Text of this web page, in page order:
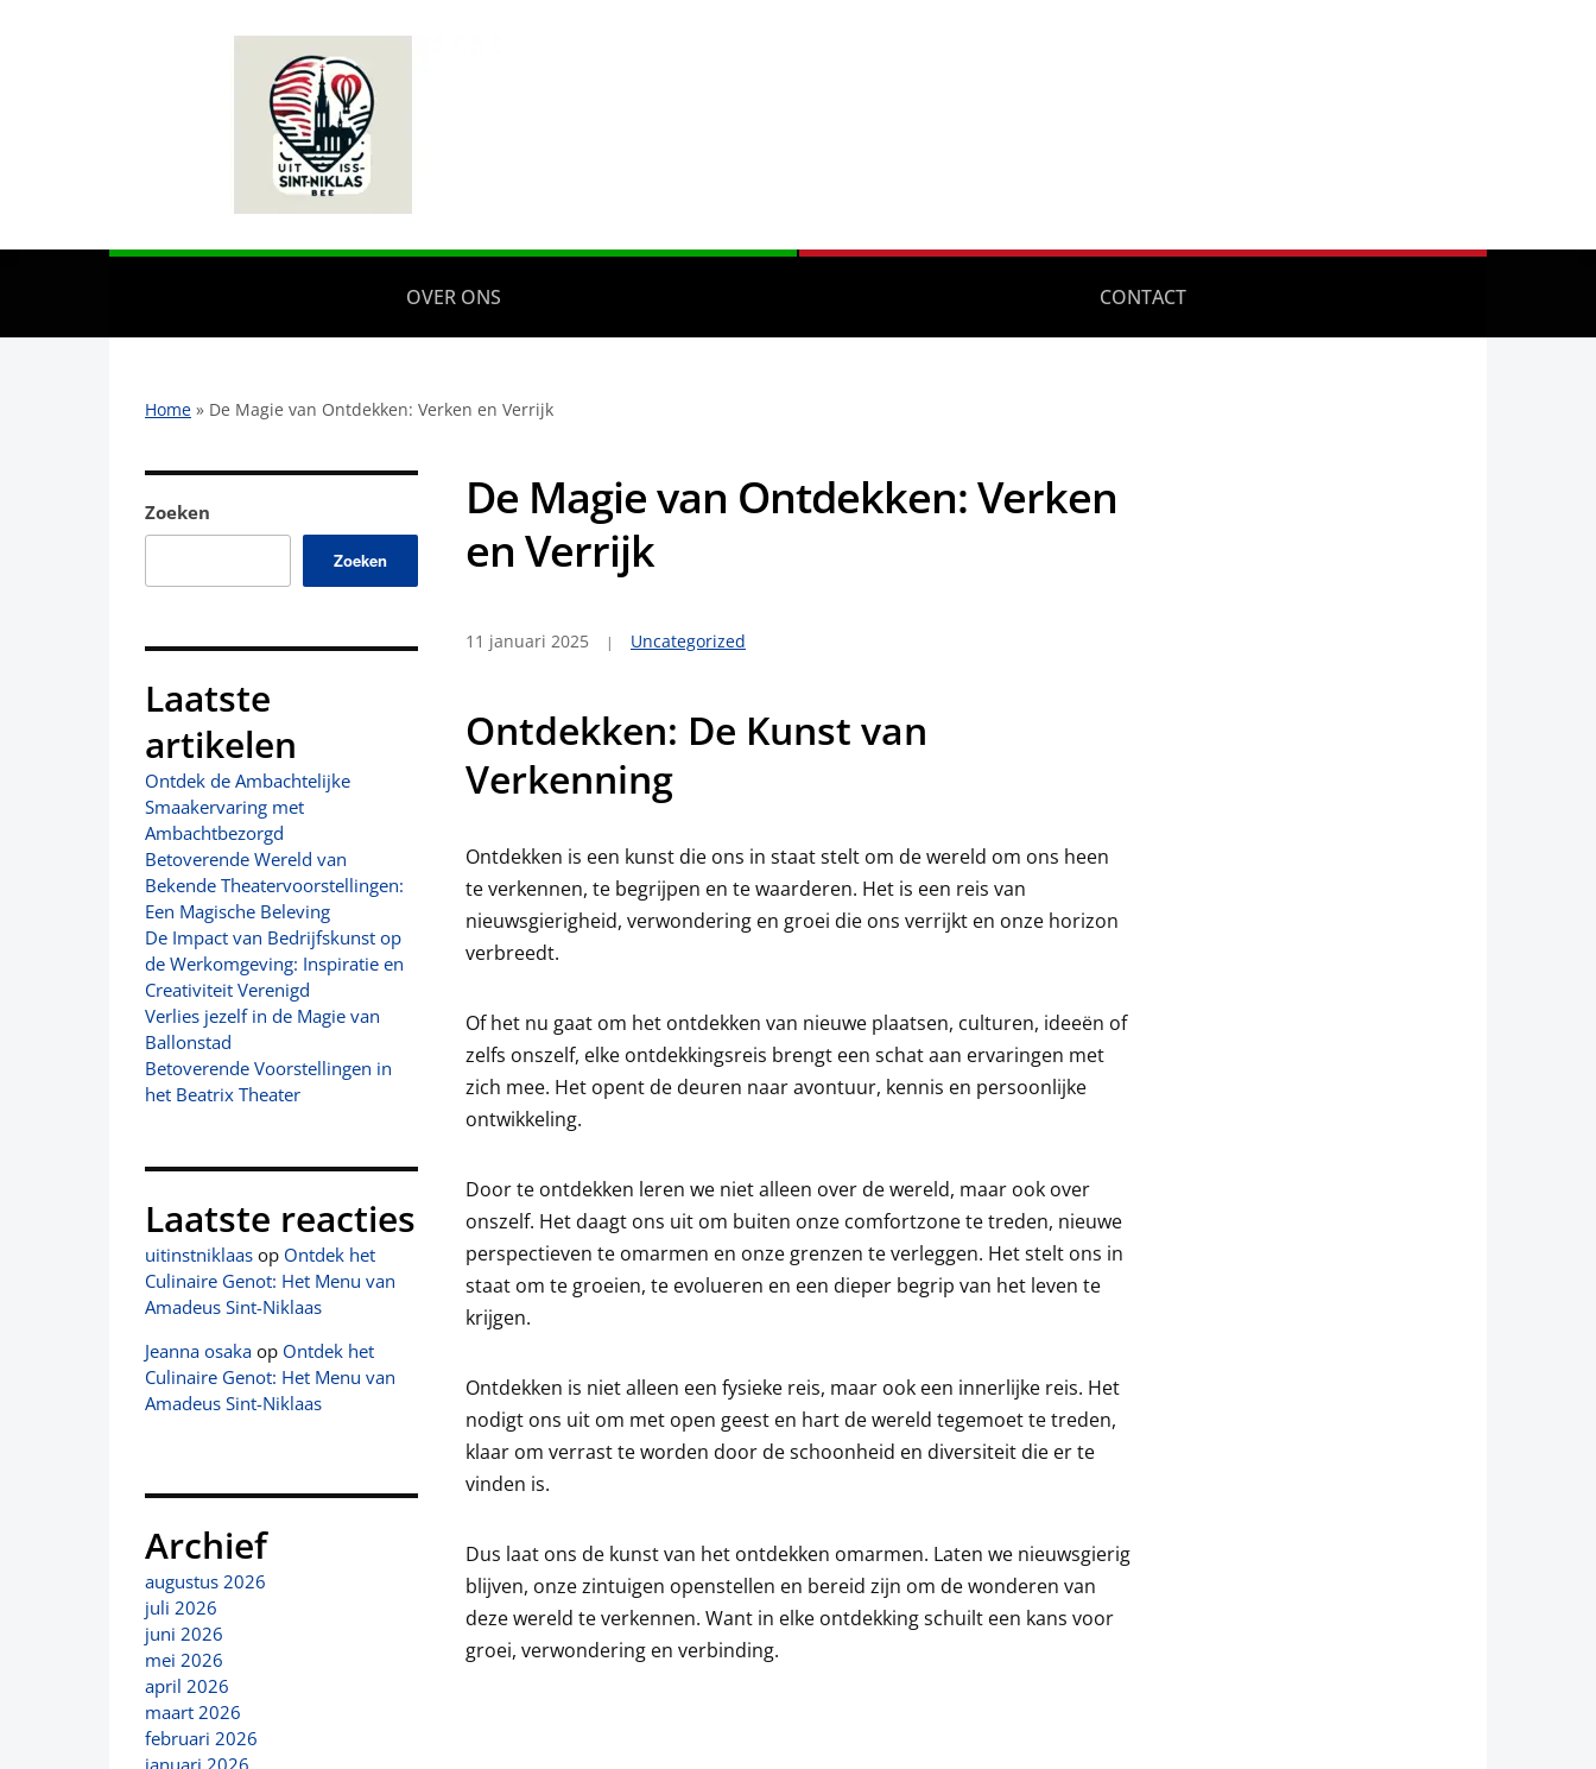
OVER ONS CONTACT
Home » De Magie van Ontdekken: Verken en Verrijk
Zoeken
Zoeken
Laatste
artikelen
Ontdek de Ambachtelijke
Smaakervaring met
Ambachtbezorgd
Betoverende Wereld van
Bekende Theatervoorstellingen:
Een Magische Beleving
De Impact van Bedrijfskunst op
de Werkomgeving: Inspiratie en
Creativiteit Verenigd
Verlies jezelf in de Magie van
Ballonstad
Betoverende Voorstellingen in
het Beatrix Theater
Laatste reacties
uitinstniklaas op Ontdek het
Culinaire Genot: Het Menu van
Amadeus Sint-Niklaas
Jeanna osaka op Ontdek het
Culinaire Genot: Het Menu van
Amadeus Sint-Niklaas
Archief
augustus 2026
juli 2026
juni 2026
mei 2026
april 2026
maart 2026
februari 2026
De Magie van Ontdekken: Verken
en Verrijk
11 januari 2025 Uncategorized
Ontdekken: De Kunst van
Verkenning
Ontdekken is een kunst die ons in staat stelt om de wereld om ons heen
te verkennen, te begrijpen en te waarderen. Het is een reis van
nieuwsgierigheid, verwondering en groei die ons verrijkt en onze horizon
verbreedt.
Of het nu gaat om het ontdekken van nieuwe plaatsen, culturen, ideeën of
zelfs onszelf, elke ontdekkingsreis brengt een schat aan ervaringen met
zich mee. Het opent de deuren naar avontuur, kennis en persoonlijke
ontwikkeling.
Door te ontdekken leren we niet alleen over de wereld, maar ook over
onszelf. Het daagt ons uit om buiten onze comfortzone te treden, nieuwe
perspectieven te omarmen en onze grenzen te verleggen. Het stelt ons in
staat om te groeien, te evolueren en een dieper begrip van het leven te
krijgen.
Ontdekken is niet alleen een fysieke reis, maar ook een innerlijke reis. Het
nodigt ons uit om met open geest en hart de wereld tegemoet te treden,
klaar om verrast te worden door de schoonheid en diversiteit die er te
vinden is.
Dus laat ons de kunst van het ontdekken omarmen. Laten we nieuwsgierig
blijven, onze zintuigen openstellen en bereid zijn om de wonderen van
deze wereld te verkennen. Want in elke ontdekking schuilt een kans voor
groei, verwondering en verbinding.